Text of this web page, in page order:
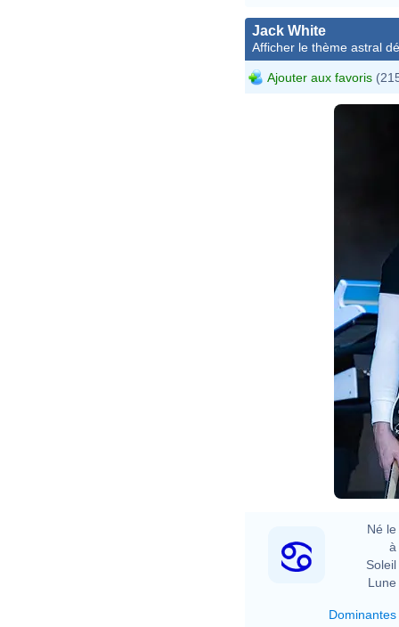
Jack White
Afficher le thème astral
Ajouter aux favoris
Né le
à
Soleil
Lune
Dominantes